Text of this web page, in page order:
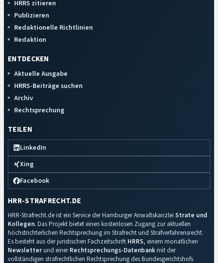
HRRS zitieren
Publizieren
Redaktionelle Richtlinien
Redaktion
ENTDECKEN
Aktuelle Ausgabe
HRRS-Beiträge suchen
Archiv
Rechtsprechung
TEILEN
LinkedIn
Xing
Facebook
HRR-STRAFRECHT.DE
HRR-Strafrecht.de ist ein Service der Hamburger Anwaltskanzlei Strate und
Kollegen. Das Projekt bietet einen kostenlosen Zugang zur aktuellen
höchstrichterlichen Rechtsprechung im Strafrecht und Strafverfahrensrecht.
Es besteht aus der juristischen Fachzeitschrift HRRS, einem monatlichen
Newsletterund einerRechtsprechungs-Datenbankmit der
vollständigen strafrechtlichen Rechtsprechung des Bundesgerichtshofs